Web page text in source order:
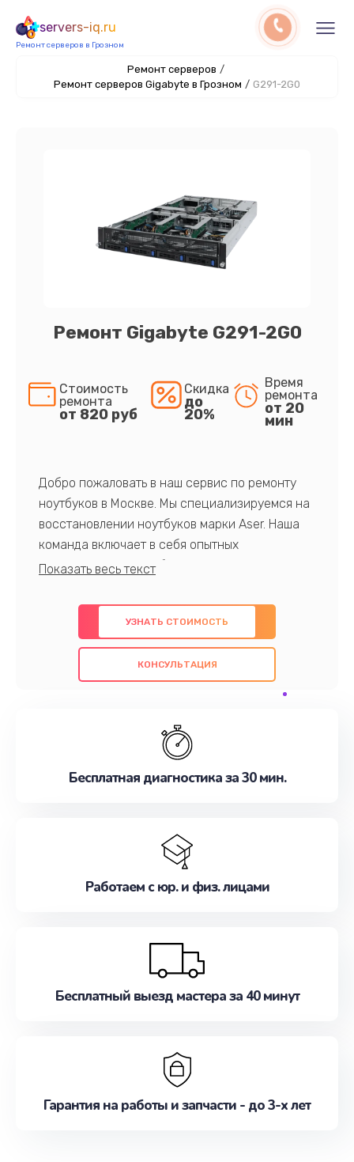
servers-iq.ru
Ремонт серверов в Грозном
Ремонт серверов /
Ремонт серверов Gigabyte в Грозном / G291-2G0
Ремонт Gigabyte G291-2G0
Стоимость
ремонта
от 820 руб
Скидка
до
20%
Время
ремонта
от 20
мин
Добро пожаловать в наш сервис по ремонту
ноутбуков в Москве. Мы специализируемся на
восстановлении ноутбуков марки Aser. Наша
команда включает в себя опытных
профессионалов с обширными знаниями и
предлагаем быстрый и качественный ремонт с
использованием оригинальных компонентов, а
также гарантируем качество всех
проведенных работ. Наша цель - предоставить
наилучшим образом. Не медлите записаться на
УЗНАТЬ СТОИМОСТЬ
КОНСУЛЬТАЦИЯ
Бесплатная диагностика за 30 мин.
Работаем с юр. и физ. лицами
Бесплатный выезд мастера за 40 минут
Гарантия на работы и запчасти - до 3-х лет